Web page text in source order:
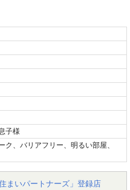
子様
ク、バリアフリー、明るい部屋、
まいパートナーズ」登録店